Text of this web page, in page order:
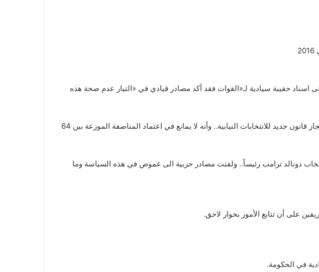
اسناد حقيبة سيادية لـ«القوات فقد أكد مصادر قيادي في «التيار عدم صحة هذه
شدد الرئيس نبيه بري خلال لقائه الرئيس سعد الحريري على الأولوية عنده في هذه المرحلة هي انجاز قانون جديد للانتخابات النيابية.. وأنه لا يمانع في اعتماد المناصفة الموزعة بين 64
دونالد ترامب رئيساً.. ولفتت مصادر حزبية الى غموض في هذه السياسة وما
على أن تتابع الأمور بحوار لاحق.
في الحكومة.